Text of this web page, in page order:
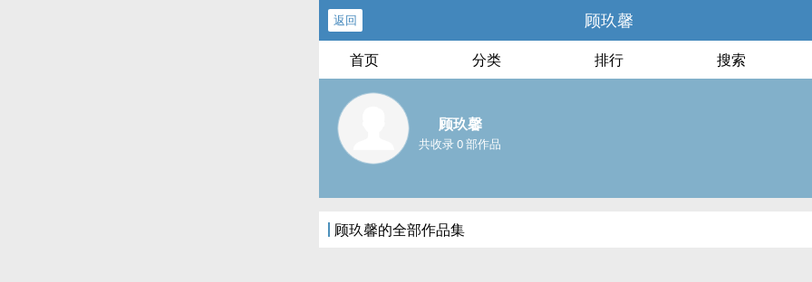
返回 顾玖馨
首页 分类 排行 搜索
顾玖馨
共收录 0 部作品
顾玖馨的全部作品集